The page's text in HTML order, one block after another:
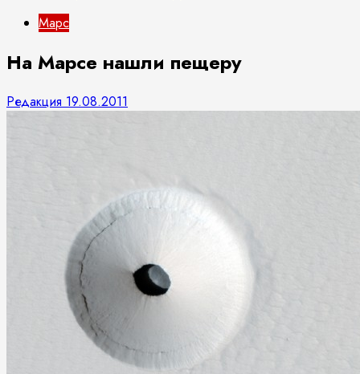
Марс
На Марсе нашли пещеру
Редакция 19.08.2011